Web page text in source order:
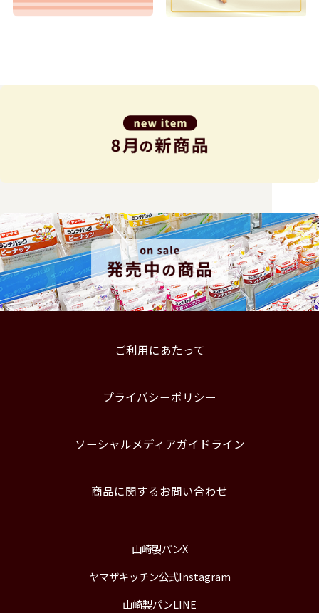
ご利用にあたって
プライバシーポリシー
ソーシャルメディアガイドライン
商品に関するお問い合わせ
山崎製パンX
ヤマザキッチン公式Instagram
山崎製パンLINE